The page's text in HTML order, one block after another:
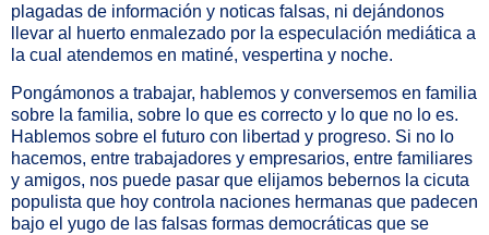
plagadas de información y noticas falsas, ni dejándonos
llevar al huerto enmalezado por la especulación mediática a
la cual atendemos en matiné, vespertina y noche.
Pongámonos a trabajar, hablemos y conversemos en familia
sobre la familia, sobre lo que es correcto y lo que no lo es.
Hablemos sobre el futuro con libertad y progreso. Si no lo
hacemos, entre trabajadores y empresarios, entre familiares
y amigos, nos puede pasar que elijamos bebernos la cicuta
populista que hoy controla naciones hermanas que padecen
bajo el yugo de las falsas formas democráticas que se